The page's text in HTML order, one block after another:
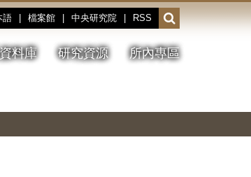
語 檔案館 中央研究院 RSS
開
啟
或
收
料庫 研究資源 所內專區
停、
圖
圖
結